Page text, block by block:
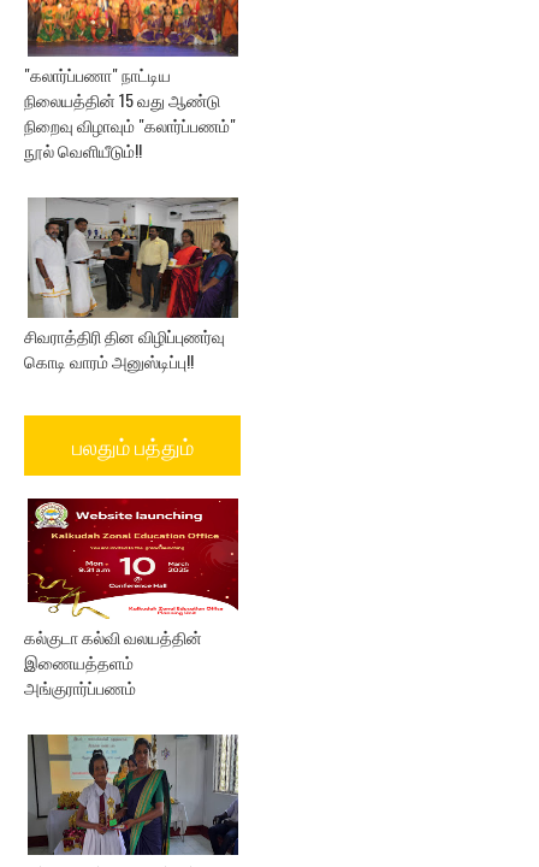
"கலார்ப்பணா" நாட்டிய
நிலையத்தின் 15 வது ஆண்டு
நிறைவு விழாவும் "கலார்ப்பணம்"
நூல் வெளியீடும்!!
சிவராத்திரி தின விழிப்புணர்வு
கொடி வாரம் அனுஸ்டிப்பு!!
பலதும் பத்தும்
கல்குடா கல்வி வலயத்தின்
இணையத்தளம்
அங்குரார்ப்பணம்